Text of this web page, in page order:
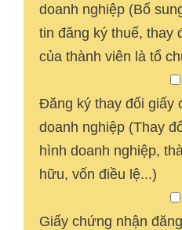
doanh nghiệp (Bổ
tin đăng ký thuế, thay
của thành viên là tổ
Đăng ký thay đổi giấy
doanh nghiệp (Thay
hình doanh nghiệp,
hữu, vốn điều lệ...)
Giấy chứng nhận